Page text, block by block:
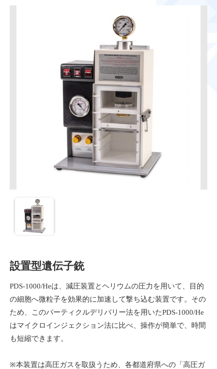
PDS-1000/Heシステム
設置型遺伝子銃
PDS-1000/Heは、減圧装置とヘリウムの圧力を用いて、目的
の細胞へ微粒子を効果的に加速して撃ち込む装置です。その
ため、このパーティクルデリバリー法を用いたPDS-1000/He
はマイクロインジェクション法に比べ、操作が簡単で、時間
も短縮できます。
※本装置は高圧ガスを取扱うため、各都道府県への「高圧ガ